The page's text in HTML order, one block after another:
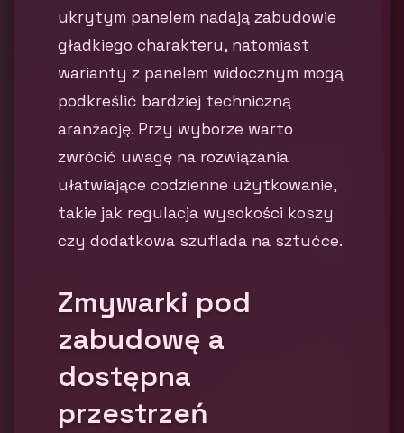
ukrytym panelem nadają zabudowie
gładkiego charakteru, natomiast
warianty z panelem widocznym mogą
podkreślić bardziej techniczną
aranżację. Przy wyborze warto
zwrócić uwagę na rozwiązania
ułatwiające codzienne użytkowanie,
takie jak regulacja wysokości koszy
czy dodatkowa szuflada na sztućce.
Zmywarki pod
zabudowę a
dostępna
przestrzeń